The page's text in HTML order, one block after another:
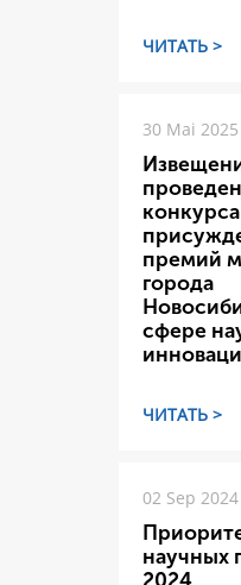
ЧИТАТЬ >
30 Mai 2025
премий
города
сфере
ЧИТАТЬ >
02 Sep 2024
научных